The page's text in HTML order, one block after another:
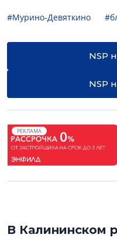
#Мурино-Девяткино
NSP
NSP
РЕКЛАМА
В Калининском